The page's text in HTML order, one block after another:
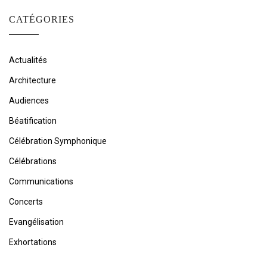
CATÉGORIES
Actualités
Architecture
Audiences
Béatification
Célébration Symphonique
Célébrations
Communications
Concerts
Evangélisation
Exhortations